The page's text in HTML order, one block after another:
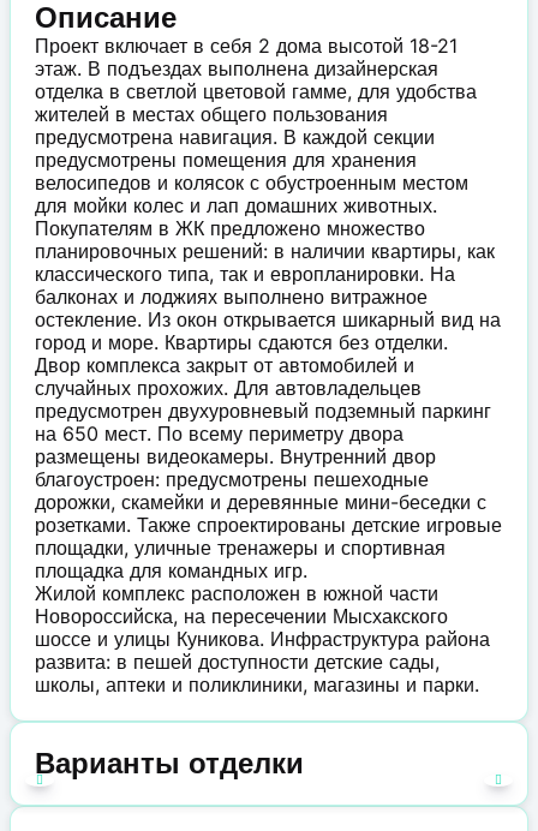
Описание
Проект включает в себя 2 дома высотой 18-21
этаж. В подъездах выполнена дизайнерская
отделка в светлой цветовой гамме, для удобства
жителей в местах общего пользования
предусмотрена навигация. В каждой секции
предусмотрены помещения для хранения
велосипедов и колясок с обустроенным местом
для мойки колес и лап домашних животных.
Покупателям в ЖК предложено множество
планировочных решений: в наличии квартиры, как
классического типа, так и европланировки. На
балконах и лоджиях выполнено витражное
остекление. Из окон открывается шикарный вид на
город и море. Квартиры сдаются без отделки.
Двор комплекса закрыт от автомобилей и
случайных прохожих. Для автовладельцев
предусмотрен двухуровневый подземный паркинг
на 650 мест. По всему периметру двора
размещены видеокамеры. Внутренний двор
благоустроен: предусмотрены пешеходные
дорожки, скамейки и деревянные мини-беседки с
розетками. Также спроектированы детские игровые
площадки, уличные тренажеры и спортивная
площадка для командных игр.
Жилой комплекс расположен в южной части
Новороссийска, на пересечении Мысхакского
шоссе и улицы Куникова. Инфраструктура района
развита: в пешей доступности детские сады,
школы, аптеки и поликлиники, магазины и парки.
Варианты отделки